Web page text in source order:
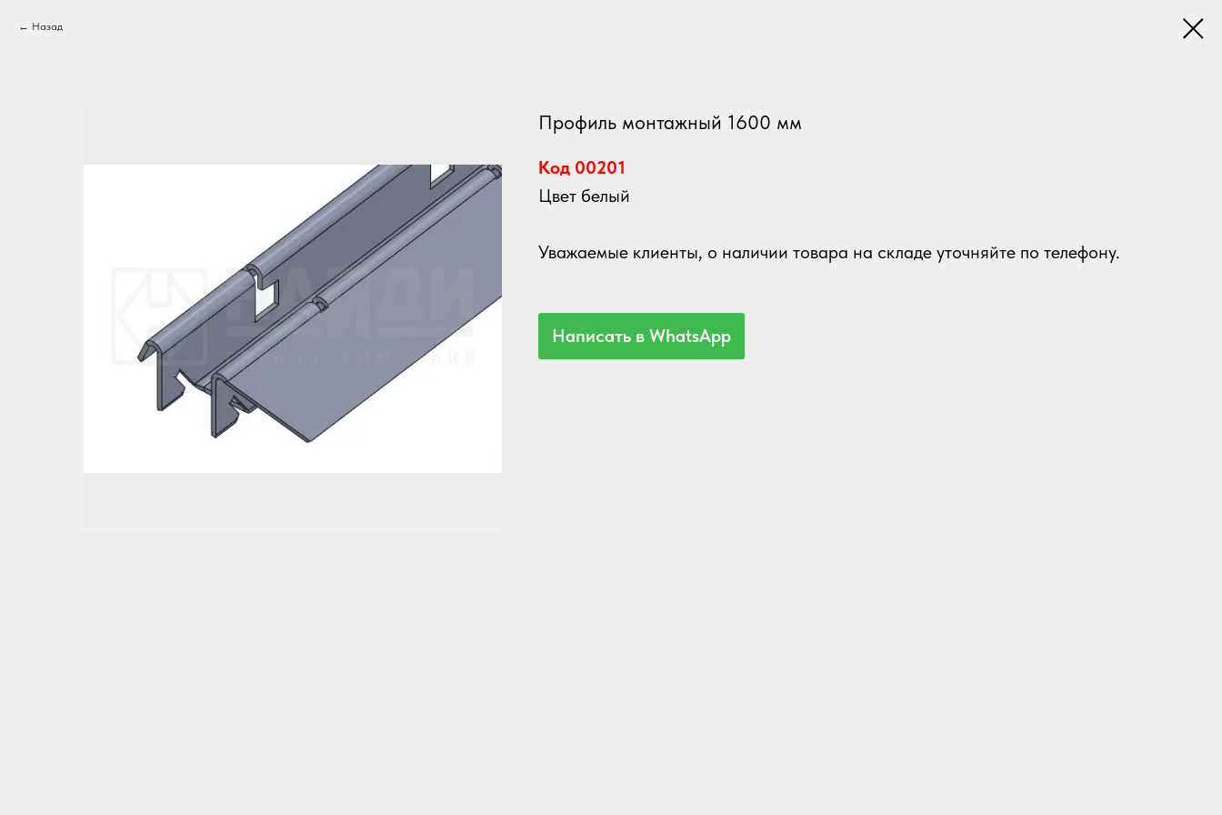
Назад
Профиль монтажный 1600 мм
Код 00201
Цвет белый
Уважаемые клиенты, о наличии товара на складе уточняйте по телефону.
Написать в WhatsApp